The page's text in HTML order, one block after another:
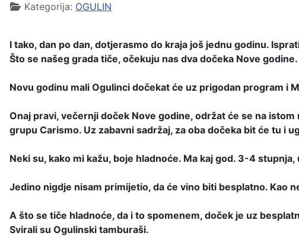
Kategorija: OGULIN
I tako, dan po dan, dotjerasmo do kraja još jednu godinu.
Što se našeg grada tiče, očekuju nas dva dočeka Nove
Novu godinu mali Ogulinci dočekat će uz prigodan program i
Onaj pravi, večernji doček Nove godine, održat će se na
grupu Carismo. Uz zabavni sadržaj, za oba dočeka bit će tu i
Neki su, kako mi kažu, boje hladnoće. Ma kaj god. 3-4
Jedino nigdje nisam primijetio, da će vino biti besplatno. Kao
A što se tiče hladnoće, da i to spomenem, doček je uz
Svirali su Ogulinski tamburaši.